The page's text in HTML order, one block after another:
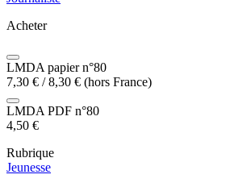
Acheter
LMDA papier n°80
7,30 € /8,30 € (hors France)
LMDA PDF n°80
4,50 €
Rubrique
Jeunesse